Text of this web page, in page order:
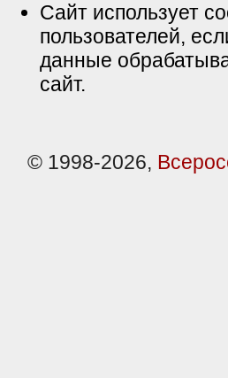
Сайт использует
пользователей,
данные
сайт.
© 1998-2026,